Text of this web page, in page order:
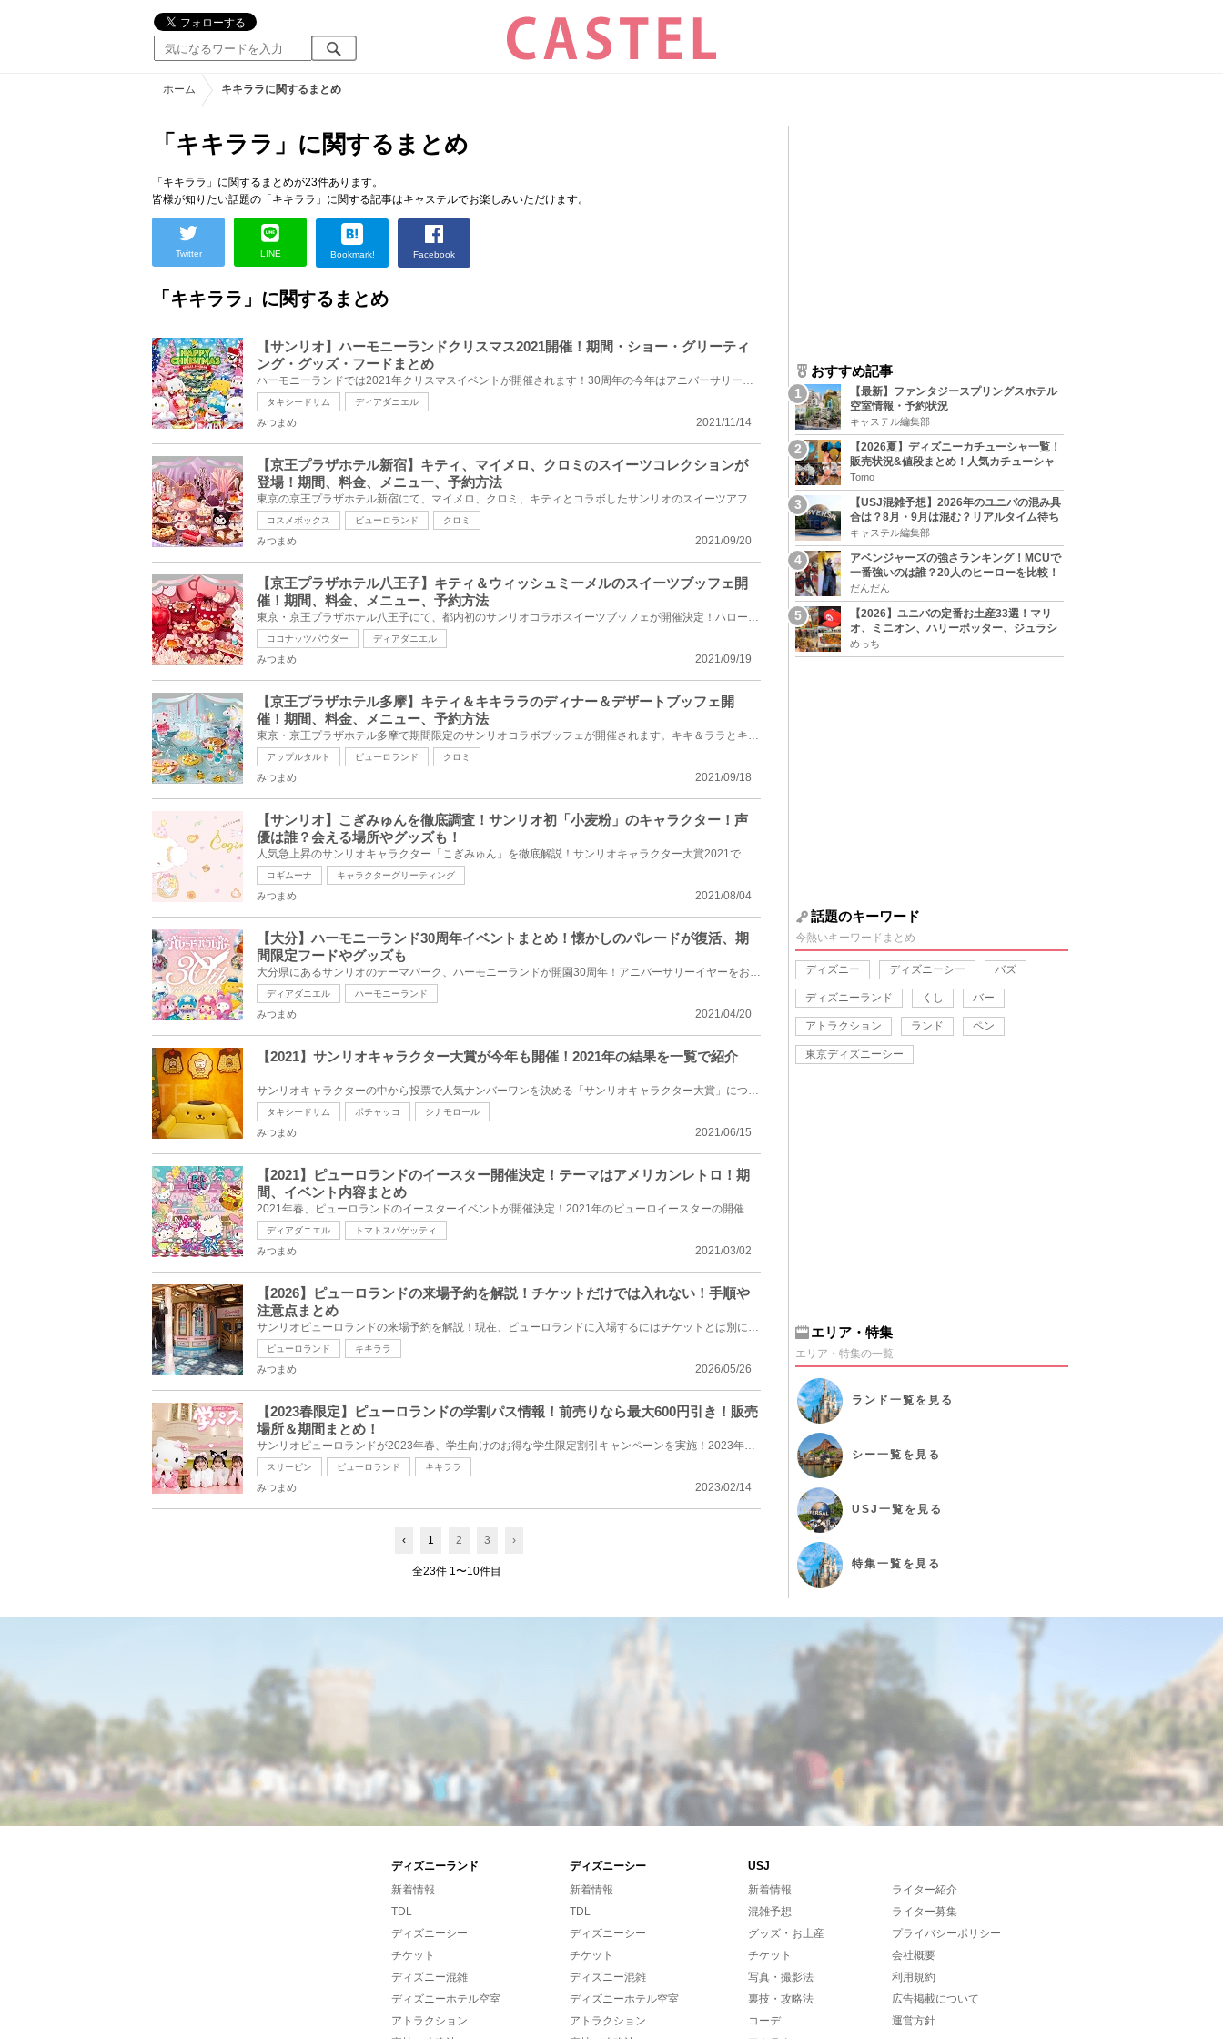
ホーム キキララに関するまとめ
「キキララ」に関するまとめ
「キキララ」に関するまとめが23件あります。
皆様が知りたい話題の「キキララ」に関する記事はキャステルでお楽しみいただけます。
Twitter LINE Bookmark! Facebook
「キキララ」に関するまとめ
【サンリオ】ハーモニーランドクリスマス2021開催！期間・ショー・グリーティ
ング・グッズ・フードまとめ
ハーモニーランドでは2021年クリスマスイベントが開催されます！30周年の今年はアニバーサリーイヤーに...
タキシードサム ディアダニエル
2021/11/14
みつまめ
【京王プラザホテル新宿】キティ、マイメロ、クロミのスイーツコレクションが
登場！期間、料金、メニュー、予約方法
東京の京王プラザホテル新宿にて、マイメロ、クロミ、キティとコラボしたサンリオのスイーツアフタヌー...
コスメボックス ピューロランド クロミ
2021/09/20
みつまめ
【京王プラザホテル八王子】キティ＆ウィッシュミーメルのスイーツブッフェ開
催！期間、料金、メニュー、予約方法
東京・京王プラザホテル八王子にて、都内初のサンリオコラボスイーツブッフェが開催決定！ハローキティ...
ココナッツパウダー ディアダニエル
2021/09/19
みつまめ
【京王プラザホテル多摩】キティ＆キキララのディナー＆デザートブッフェ開
催！期間、料金、メニュー、予約方法
東京・京王プラザホテル多摩で期間限定のサンリオコラボブッフェが開催されます。キキ＆ララとキティち...
アップルタルト ピューロランド クロミ
2021/09/18
みつまめ
【サンリオ】こぎみゅんを徹底調査！サンリオ初「小麦粉」のキャラクター！声
優は誰？会える場所やグッズも！
人気急上昇のサンリオキャラクター「こぎみゅん」を徹底解説！サンリオキャラクター大賞2021でトップ10...
コギムーナ キャラクターグリーティング
2021/08/04
みつまめ
【大分】ハーモニーランド30周年イベントまとめ！懐かしのパレードが復活、期
間限定フードやグッズも
大分県にあるサンリオのテーマパーク、ハーモニーランドが開園30周年！アニバーサリーイヤーをお祝いす...
ディアダニエル ハーモニーランド
2021/04/20
みつまめ
【2021】サンリオキャラクター大賞が今年も開催！2021年の結果を一覧で紹介
サンリオキャラクターの中から投票で人気ナンバーワンを決める「サンリオキャラクター大賞」について解...
タキシードサム ポチャッコ シナモロール
2021/06/15
みつまめ
【2021】ピューロランドのイースター開催決定！テーマはアメリカンレトロ！期
間、イベント内容まとめ
2021年春、ピューロランドのイースターイベントが開催決定！2021年のピューロイースターの開催情報をま...
ディアダニエル トマトスパゲッティ
2021/03/02
みつまめ
【2026】ピューロランドの来場予約を解説！チケットだけでは入れない！手順や
注意点まとめ
サンリオピューロランドの来場予約を解説！現在、ピューロランドに入場するにはチケットとは別に事前の...
ピューロランド キキララ
2026/05/26
みつまめ
【2023春限定】ピューロランドの学割パス情報！前売りなら最大600円引き！販売
場所＆期間まとめ！
サンリオピューロランドが2023年春、学生向けのお得な学生限定割引キャンペーンを実施！2023年4月5日（...
スリーピン ピューロランド キキララ
2023/02/14
みつまめ
‹ 1 2 3 ›
全23件 1〜10件目
おすすめ記事
【最新】ファンタジースプリングスホテル
空室情報・予約状況
キャステル編集部
【2026夏】ディズニーカチューシャ一覧！
販売状況&値段まとめ！人気カチューシャ
をチェック
Tomo
【USJ混雑予想】2026年のユニバの混み具
合は？8月・9月は混む？リアルタイム待ち
時間アプリも
キャステル編集部
アベンジャーズの強さランキング！MCUで
一番強いのは誰？20人のヒーローを比較！
だんだん
【2026】ユニバの定番お土産33選！マリ
オ、ミニオン、ハリーポッター、ジュラシ
ックパーク、セサミ、SINGなどのグッズ情
報
めっち
話題のキーワード
今熱いキーワードまとめ
ディズニー ディズニーシー バズ
ディズニーランド くし バー
アトラクション ランド ペン
東京ディズニーシー
エリア・特集
エリア・特集の一覧
ランド 一覧を見る
シー一覧を見る
USJ 一覧を見る
特集一覧を見る
ディズニーランド ディズニーシー
USJ
新着情報
TDL
ディズニーシー
チケット
ディズニー混雑
ディズニーホテル空室
アトラクション
新着情報
TDL
ディズニーシー
チケット
ディズニー混雑
ディズニーホテル空室
アトラクション
新着情報
混雑予想
グッズ・お土産
チケット
写真・撮影法
裏技・攻略法
コーデ
ライター紹介
ライター募集
プライバシーポリシー
会社概要
利用規約
広告掲載について
運営方針